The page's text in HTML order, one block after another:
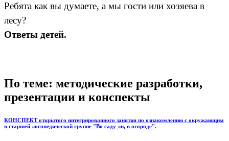
Ребята как вы думаете, а мы гости или хозяева в
лесу?
Ответы детей.
По теме: методические разработки,
презентации и конспекты
КОНСПЕКТ открытого интегрированного занятия по ознакомлению с окружающим
в старшей логопедической группе "Во саду ли, в огороде".